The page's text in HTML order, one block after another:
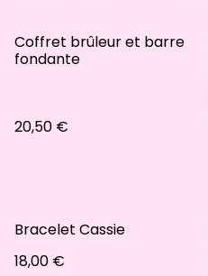
Coffret brûleur et barre
fondante
20,50 €
Bracelet Cassie
18,00 €